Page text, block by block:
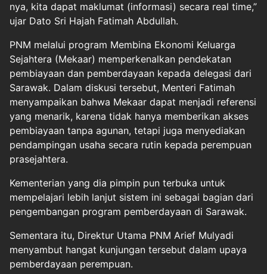
nya, kita dapat maklumat (informasi) secara real time,”
ujar Dato Sri Hajah Fatimah Abdullah.
PNM melalui program Membina Ekonomi Keluarga
Sejahtera (Mekaar) memperkenalkan pendekatan
pembiayaan dan pemberdayaan kepada delegasi dari
Sarawak. Dalam diskusi tersebut, Menteri Fatimah
menyampaikan bahwa Mekaar dapat menjadi referensi
yang menarik, karena tidak hanya memberikan akses
pembiayaan tanpa agunan, tetapi juga menyediakan
pendampingan usaha secara rutin kepada perempuan
prasejahtera.
Kementerian yang dia pimpin pun terbuka untuk
mempelajari lebih lanjut sistem ini sebagai bagian dari
pengembangan program pemberdayaan di Sarawak.
Sementara itu, Direktur Utama PNM Arief Mulyadi
menyambut hangat kunjungan tersebut dalam upaya
pemberdayaan perempuan.